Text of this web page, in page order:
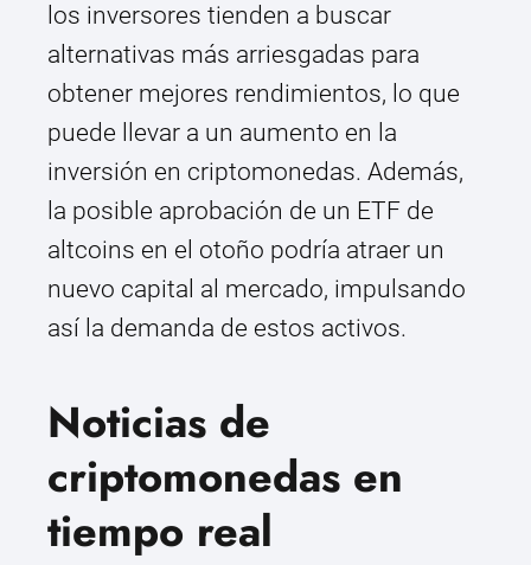
los inversores tienden a buscar
alternativas más arriesgadas para
obtener mejores rendimientos, lo que
puede llevar a un aumento en la
inversión en criptomonedas. Además,
la posible aprobación de un ETF de
altcoins en el otoño podría atraer un
nuevo capital al mercado, impulsando
así la demanda de estos activos.
Noticias de
criptomonedas en
tiempo real